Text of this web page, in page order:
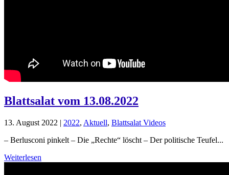
Blattsalat vom 13.08.2022
13. August 2022 | 2022, Aktuell, Blattsalat Videos
– Berlusconi pinkelt – Die „Rechte“ löscht – Der politische Teufel...
Weiterlesen